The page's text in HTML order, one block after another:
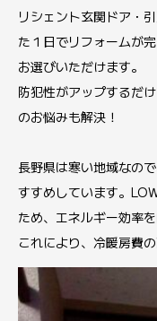
リシェント玄関ドア・
た１日でリフォームが
お選びいただけます。
防犯性がアップするだ
のお悩みも解決！
長野県は寒い地域なの
すすめしています。
ため、エネルギー効率
これにより、冷暖房費